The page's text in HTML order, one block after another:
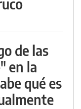
de las
en la
qué es